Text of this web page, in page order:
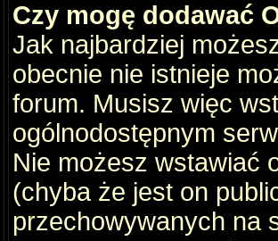
Czy mogę dodawać
Jak najbardziej
obecnie nie istnieje
forum. Musisz więc
ogólnodostępnym
Nie możesz wstawiać
(chyba że jest on
przechowywanych na